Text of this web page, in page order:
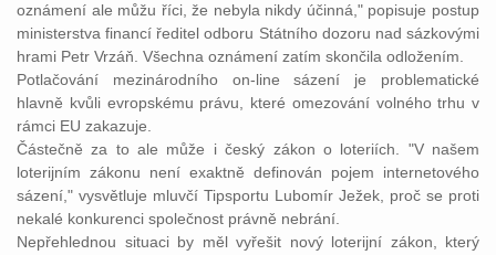
oznámení ale můžu říci, že nebyla nikdy účinná," popisuje postup
ministerstva financí ředitel odboru Státního dozoru nad sázkovými
hrami Petr Vrzáň. Všechna oznámení zatím skončila odložením.
Potlačování mezinárodního on-line sázení je problematické
hlavně kvůli evropskému právu , které omezování volného trhu v
rámci EU zakazuje.
Částečně za to ale může i český zákon o loteriích. "V našem
loterijním zákonu není exaktně definován pojem internetového
sázení," vysvětluje mluvčí Tipsportu Lubomír Ježek, proč se proti
nekalé konkurenci společnost právně nebrání.
Nepřehlednou situaci by měl vyřešit nový loterijní zákon , který